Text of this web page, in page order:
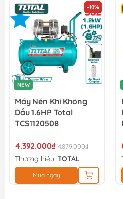
-10%
NEW
Máy Nén Khí Không
Dầu 1.6HP Total
TCS1120508
4.392.000₫ 4.879.000₫
Thương hiệu: TOTAL
Mua ngay